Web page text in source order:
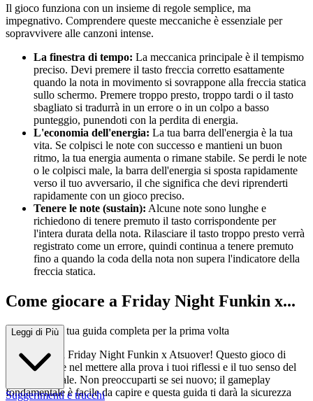
Il gioco funziona con un insieme di regole semplice, ma
impegnativo. Comprendere queste meccaniche è essenziale per
sopravvivere alle canzoni intense.
La finestra di tempo: La meccanica principale è il tempismo
preciso. Devi premere il tasto freccia corretto esattamente
quando la nota in movimento si sovrappone alla freccia statica
sullo schermo. Premere troppo presto, troppo tardi o il tasto
sbagliato si tradurrà in un errore o in un colpo a basso
punteggio, punendoti con la perdita di energia.
L'economia dell'energia: La tua barra dell'energia è la tua
vita. Se colpisci le note con successo e mantieni un buon
ritmo, la tua energia aumenta o rimane stabile. Se perdi le note
o le colpisci male, la barra dell'energia si sposta rapidamente
verso il tuo avversario, il che significa che devi riprenderti
rapidamente con un gioco preciso.
Tenere le note (sustain): Alcune note sono lunghe e
richiedono di tenere premuto il tasto corrispondente per
l'intera durata della nota. Rilasciare il tasto troppo presto verrà
registrato come un errore, quindi continua a tenere premuto
fino a quando la coda della nota non supera l'indicatore della
freccia statica.
Come giocare a Friday Night Funkin x...
Atsuover: La tua guida completa per la prima volta
Benvenuto in Friday Night Funkin x Atsuover! Questo gioco di
ritmo consiste nel mettere alla prova i tuoi riflessi e il tuo senso del
tempo musicale. Non preoccuparti se sei nuovo; il gameplay
fondamentale è facile da capire e questa guida ti darà la sicurezza
Leggi di Più
Suggerimenti e trucchi